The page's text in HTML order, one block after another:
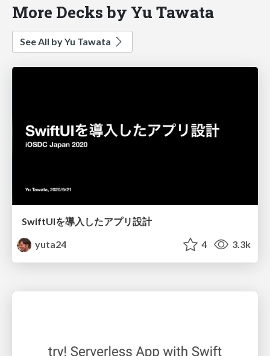
More Decks by Yu Tawata
See All by Yu Tawata
SwiftUIを導入したアプリ設計
yuta24
4 3.3k